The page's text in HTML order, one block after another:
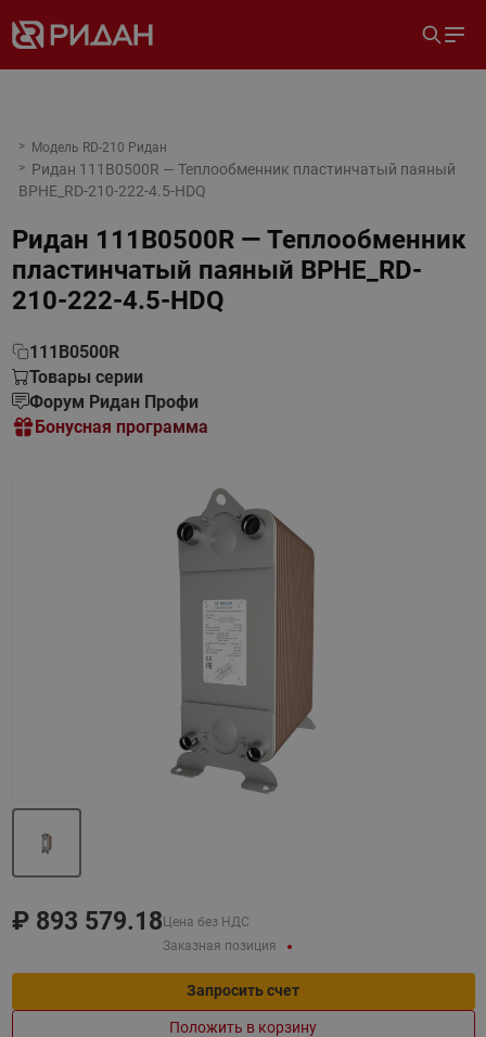
Модель RD-210 Ридан
Ридан 111B0500R — Теплообменник пластинчатый паяный
BPHE_RD-210-222-4.5-HDQ
Ридан 111B0500R — Теплообменник
пластинчатый паяный BPHE_RD-
210-222-4.5-HDQ
111B0500R
Товары серии
Форум Ридан Профи
Бонусная программа
₽ 893 579.18 Цена без НДС
Заказная позиция
Запросить счет
Положить в корзину